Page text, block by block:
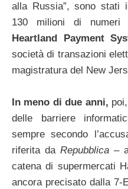
alla Russia”, sono stati
130 milioni di
Heartland Payment
società di transazioni
magistratura del New
In meno di due anni,
delle barriere
sempre secondo
riferita daRepubblica –
catena di supermercati
ancora precisato dalla 7-